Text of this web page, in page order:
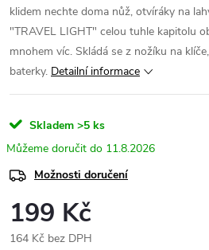
klidem nechte doma nůž, otvíráky na
"TRAVEL LIGHT" celou tuhle kapitolu
mnohem víc. Skládá se z nožíku na
baterky. Detailní informace
Skladem >5 ks
11.8.2026
Možnosti doručení
199 Kč
164 Kč bez DPH